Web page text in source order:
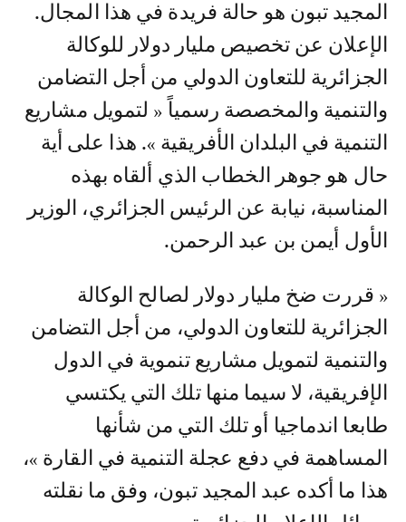
المجيد تبون هو حالة فريدة في هذا المجال.
الإعلان عن تخصيص مليار دولار للوكالة
الجزائرية للتعاون الدولي من أجل التضامن
والتنمية والمخصصة رسمياً « لتمويل مشاريع
التنمية في البلدان الأفريقية ». هذا على أية
حال هو جوهر الخطاب الذي ألقاه بهذه
المناسبة، نيابة عن الرئيس الجزائري، الوزير
الأول أيمن بن عبد الرحمن.
« قررت ضخ مليار دولار لصالح الوكالة
الجزائرية للتعاون الدولي، من أجل التضامن
والتنمية لتمويل مشاريع تنموية في الدول
الإفريقية، لا سيما منها تلك التي يكتسي
طابعا اندماجيا أو تلك التي من شأنها
المساهمة في دفع عجلة التنمية في القارة »،
هذا ما أكده عبد المجيد تبون، وفق ما نقلته